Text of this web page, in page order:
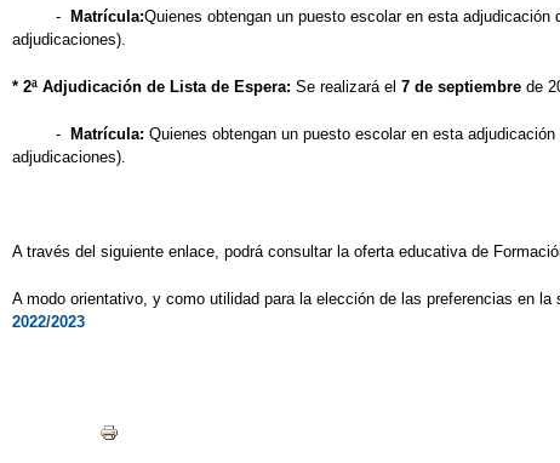
- Matrícula:Quienes obtengan un puesto escolar en esta adjudicación
adjudicaciones).
* 2ª Adjudicación de Lista de Espera: Se realizará el 7 de septiembre de
- Matrícula: Quienes obtengan un puesto escolar en esta
adjudicaciones).
A través del siguiente enlace, podrá consultar la oferta educativa de
A modo orientativo, y como utilidad para la elección de las preferencias en
2022/2023